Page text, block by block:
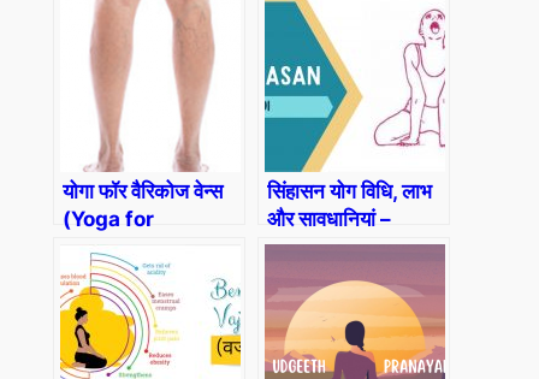
योगा फॉर वैरिकोज वेन्स
(Yoga for
Varicose Veins)
सिंहासन योग विधि, लाभ
और सावधानियां –
(Sinhaasan (Lion